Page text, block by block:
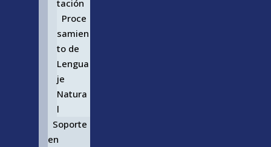
tación
Proce
samien
to de
Lengua
je
Natura
l
Soporte
en